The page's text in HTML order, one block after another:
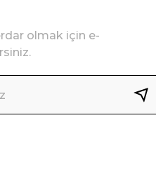
olmak için e-